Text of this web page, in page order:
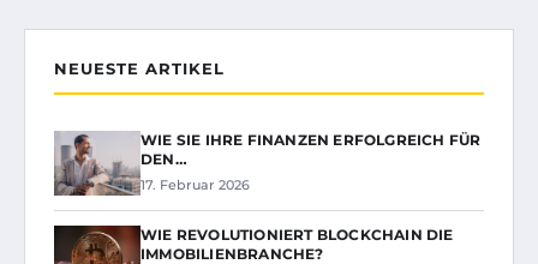
NEUESTE ARTIKEL
WIE SIE IHRE FINANZEN ERFOLGREICH FÜR
DEN…
17. Februar 2026
WIE REVOLUTIONIERT BLOCKCHAIN DIE
IMMOBILIENBRANCHE?